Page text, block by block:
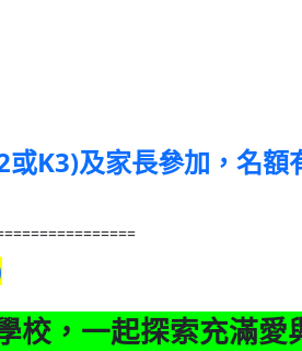
訊
傳媒
K3)及家長參加，名額
校，一起探索充滿愛